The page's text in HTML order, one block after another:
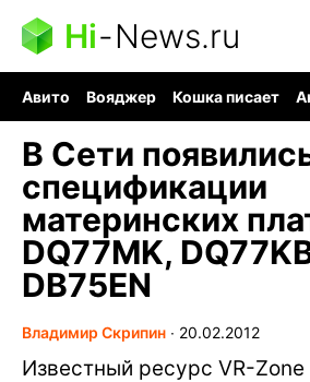
Hi-News.ru
Авито Вояджер Кошка писает
В Сети
спецификации
материнских
DQ77MK,
DB75EN
Владимир Скрипин ∙ 20.02.2012
Известный ресурс VR-Zone